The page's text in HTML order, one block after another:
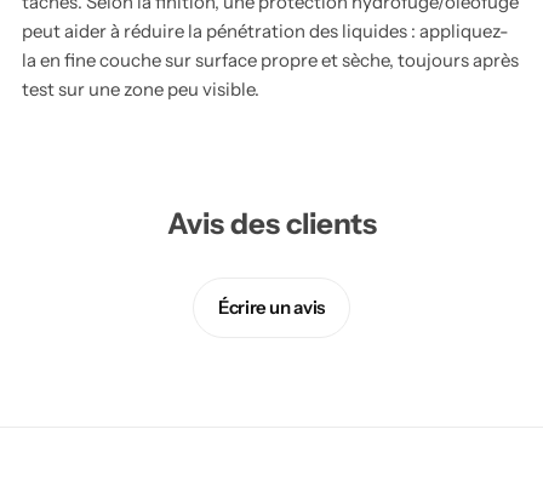
peut aider à réduire la pénétration des liquides : appliquez-
la en fine couche sur surface propre et sèche, toujours après
test sur une zone peu visible.
Avis des clients
Écrire un avis